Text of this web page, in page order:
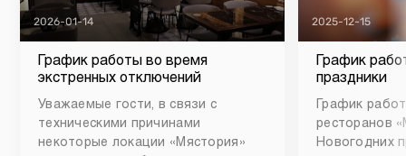
2026-01-14
График работы во время
экстренных отключений
Уважаемые гости, в связи с
техническими причинами
некоторые локации «Мястория»
2025-12-15
График
праздники
График
ресторанов
Новогодних